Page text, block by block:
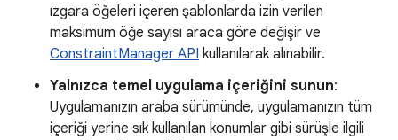
ızgara öğeleri içeren şablonlarda izin verilen
maksimum öğe sayısı araca göre değişir ve
ConstraintManager API kullanılarak alınabilir.
Yalnızca temel uygulama içeriğini sunun:
Uygulamanızın araba sürümünde, uygulamanızın tüm
içeriği yerine sık kullanılan konumlar gibi sürüşle ilgili